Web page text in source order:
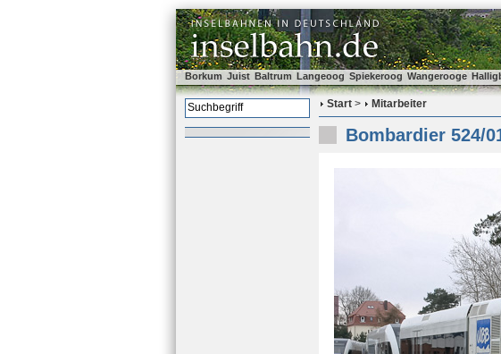
Borkum Juist Baltrum Langeoog Spiekeroog Wangerooge
Start > Mitarbeiter
Bombardier 524/